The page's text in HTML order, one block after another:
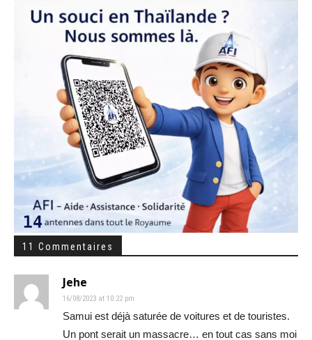
11 Commentaires
Jehe
16/08/2023 at 10:22 pm
Samui est déjà saturée de voitures et de touristes.
Un pont serait un massacre… en tout cas sans moi